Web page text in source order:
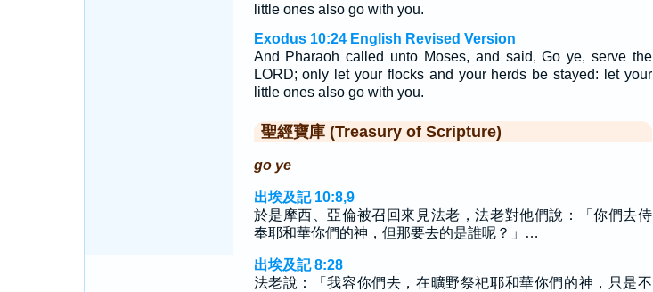
little ones also go with you.
Exodus 10:24 English Revised Version
And Pharaoh called unto Moses, and said, Go ye, serve the
LORD; only let your flocks and your herds be stayed: let your
little ones also go with you.
聖經寶庫 (Treasury of Scripture)
go ye
出埃及記 10:8,9
於是摩西、亞倫被召回來見法老，法老對他們說：「你們去侍
奉耶和華你們的神，但那要去的是誰呢？」…
出埃及記 8:28
法老說：「我容你們去，在曠野祭祀耶和華你們的神，只是不